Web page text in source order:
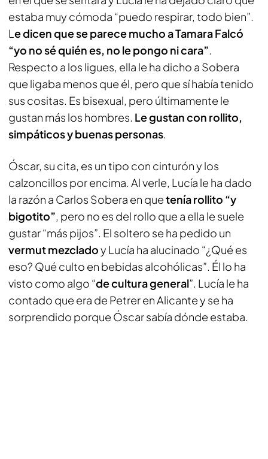
estaba muy cómoda “puedo respirar, todo bien”.
L e dicen que se parece mucho a Tamara Falcó
“yo no sé quién es, no le pongo ni cara”.
Respecto a los ligues, ella le ha dicho a Sobera
que ligaba menos que él, pero que sí había tenido
sus cositas. Es bisexual, pero últimamente le
gustan más los hombres. Le gustan con rollito,
simpáticos y buenas personas.
Óscar, su cita, es un tipo con cinturón y los
calzoncillos por encima. Al verle, Lucía le ha dado
la razón a Carlos Sobera en quetenía rollito “y
bigotito”, pero no es del rollo que a ella le suele
gustar “más pijos”. El soltero se ha pedido un
vermut mezcladoy Lucía ha alucinado “¿Qué es
eso? Qué culto en bebidas alcohólicas”. Él lo ha
visto como algo “de cultura general”. Lucía le ha
contado que era de Petrer en Alicante y se ha
sorprendido porque Óscar sabía dónde estaba.